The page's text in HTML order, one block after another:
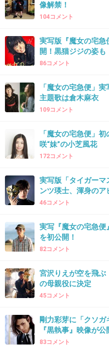
2014/01/29(水) 14:03:25
やっぱり
ジジの声は
佐久間レイさん！
2014/01/29(水) 14:05:02
関係ないけど、実写のキキ
出典：up.gc-img.net
37. 匿名2014/01/29(水) 14:06:27
黒執事の映画みたいに
38. 匿名2014/01/29(水) 14:08:46
制作から公開までがやけに
像解禁！
104コメント
実写版『魔女の宅急
開！黒猫ジジの姿も
86コメント
「魔女の宅急便」
主題歌は倉木麻衣
109コメント
「魔女の宅急便」
咲“妹”の小芝風花
172コメント
実写版「タイガーマ
ンツ瑛士、渾身のア
46コメント
実写『魔女の宅急
を初公開！
82コメント
宮沢りえが空を飛ぶ
の母親役に決定
45コメント
剛力彩芽に「クソ
『黒執事』映像が公
83コメント